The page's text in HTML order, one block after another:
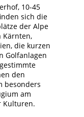
10-45
sich die
der Alpe
Kärnten,
die kurzen
Golfanlagen
den
besonders
am
Kulturen.